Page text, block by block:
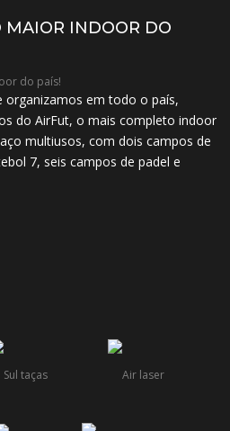
MAIOR INDOOR DO
organizamos em todo o país,
do AirFut, o mais completo indoor
multiusos, com dois campos de
7, seis campos de padel e